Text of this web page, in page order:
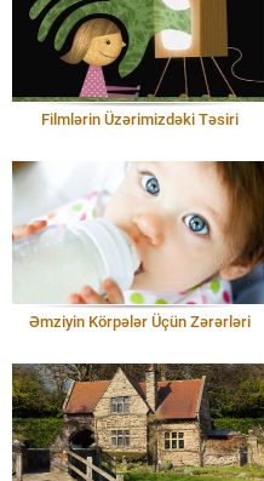
Filmlərin Üzərimizdəki Təsiri
Əmziyin Körpələr Üçün Zərərləri